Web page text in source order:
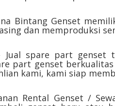
Bintang Genset
dan memproduksi
Jual spare part genset
part genset
kami, kami siap
Rental Genset /